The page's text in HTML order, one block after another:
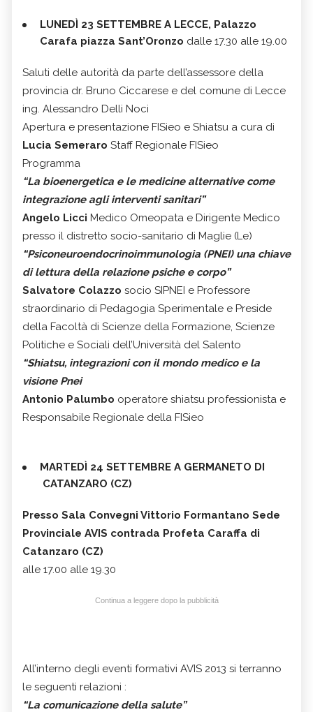
LUNEDÌ 23 SETTEMBRE A LECCE, Palazzo
Carafa piazza Sant’Oronzo dalle 17.30 alle 19.00
Saluti delle autorità da parte dell’assessore della
provincia dr. Bruno Ciccarese e del comune di Lecce
ing. Alessandro Delli Noci
Apertura e presentazione FISieo e Shiatsu a cura di
Lucia Semeraro Staff Regionale FISieo
Programma
“La bioenergetica e le medicine alternative come
integrazione agli interventi sanitari”
Angelo Licci Medico Omeopata e Dirigente Medico
presso il distretto socio-sanitario di Maglie (Le)
“Psiconeuroendocrinoimmunologia (PNEI) una chiave
di lettura della relazione psiche e corpo”
Salvatore Colazzo socio SIPNEI e Professore
straordinario di Pedagogia Sperimentale e Preside
della Facoltà di Scienze della Formazione, Scienze
Politiche e Sociali dell’Università del Salento
“Shiatsu, integrazioni con il mondo medico e la
visione Pnei
Antonio Palumbo operatore shiatsu professionista e
Responsabile Regionale della FISieo
MARTEDÌ 24 SETTEMBRE A GERMANETO DI
CATANZARO (CZ)
Presso Sala Convegni Vittorio Formantano Sede
Provinciale AVIS contrada Profeta Caraffa di
Catanzaro (CZ)
alle 17.00 alle 19.30
Continua a leggere dopo la pubblicità
All’interno degli eventi formativi AVIS 2013 si terranno
le seguenti relazioni :
“La comunicazione della salute”